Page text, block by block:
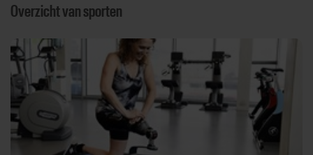
Overzicht van sporten